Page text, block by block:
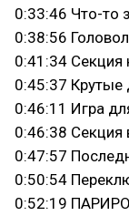
0:33:46 Что-то
0:38:56
0:41:34 Секция
0:45:37 Крутые
0:46:11 Игра
0:46:38 Секция
0:47:57
0:50:54
0:52:19